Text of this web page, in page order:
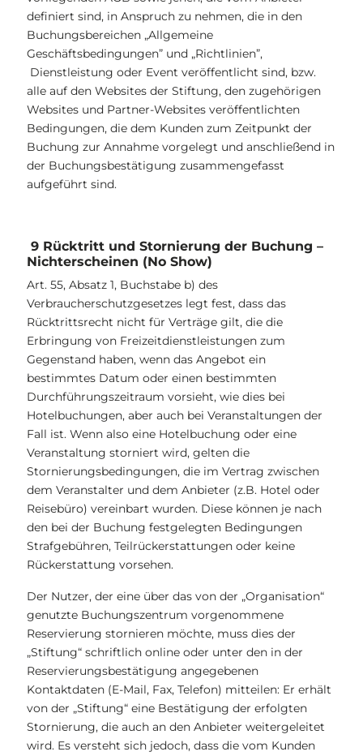
definiert sind, in Anspruch zu nehmen, die in den
Buchungsbereichen „Allgemeine
Geschäftsbedingungen” und „Richtlinien”,
Dienstleistung oder Event veröffentlicht sind, bzw.
alle auf den Websites der Stiftung, den zugehörigen
Websites und Partner-Websites veröffentlichten
Bedingungen, die dem Kunden zum Zeitpunkt der
Buchung zur Annahme vorgelegt und anschließend in
der Buchungsbestätigung zusammengefasst
aufgeführt sind.
9 Rücktritt und Stornierung der Buchung –
Nichterscheinen (No Show)
Art. 55, Absatz 1, Buchstabe b) des
Verbraucherschutzgesetzes legt fest, dass das
Rücktrittsrecht nicht für Verträge gilt, die die
Erbringung von Freizeitdienstleistungen zum
Gegenstand haben, wenn das Angebot ein
bestimmtes Datum oder einen bestimmten
Durchführungszeitraum vorsieht, wie dies bei
Hotelbuchungen, aber auch bei Veranstaltungen der
Fall ist. Wenn also eine Hotelbuchung oder eine
Veranstaltung storniert wird, gelten die
Stornierungsbedingungen, die im Vertrag zwischen
dem Veranstalter und dem Anbieter (z.B. Hotel oder
Reisebüro) vereinbart wurden. Diese können je nach
den bei der Buchung festgelegten Bedingungen
Strafgebühren, Teilrückerstattungen oder keine
Rückerstattung vorsehen.
Der Nutzer, der eine über das von der „Organisation“
genutzte Buchungszentrum vorgenommene
Reservierung stornieren möchte, muss dies der
„Stiftung“ schriftlich online oder unter den in der
Reservierungsbestätigung angegebenen
Kontaktdaten (E-Mail, Fax, Telefon) mitteilen: Er erhält
von der „Stiftung“ eine Bestätigung der erfolgten
Stornierung, die auch an den Anbieter weitergeleitet
wird. Es versteht sich jedoch, dass die vom Kunden